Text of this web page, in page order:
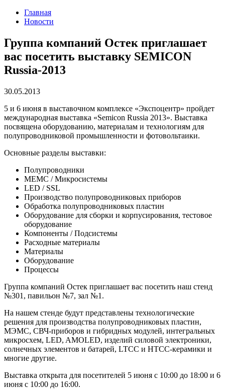
Главная
Новости
Группа компаний Остек приглашает
вас посетить выставку SEMICON
Russia-2013
30.05.2013
5 и 6 июня в выставочном комплексе «Экспоцентр» пройдет
международная выставка «Semicon Russia 2013». Выставка
посвящена оборудованию, материалам и технологиям для
полупроводниковой промышленности и фотовольтаики.
Основные разделы выставки:
Полупроводники
МЕМС / Микросистемы
LED / SSL
Производство полупроводниковых приборов
Обработка полупроводниковых пластин
Оборудование для сборки и корпусирования, тестовое
оборудование
Компоненты / Подсистемы
Расходные материалы
Материалы
Оборудование
Процессы
Группа компаний Остек приглашает вас посетить наш стенд
№301, павильон №7, зал №1.
На нашем стенде будут представлены технологические
решения для производства полупроводниковых пластин,
МЭМС, СВЧ-приборов и гибридных модулей, интегральных
микросхем, LED, AMOLED, изделий силовой электроники,
солнечных элементов и батарей, LTCC и HTCC-керамики и
многие другие.
Выставка открыта для посетителей 5 июня с 10:00 до 18:00 и 6
июня с 10:00 до 16:00.